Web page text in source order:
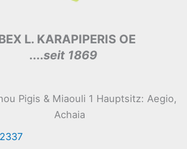
L. KARAPIPERIS OE
....seit 1869
Pigis & Miaouli 1 Hauptsitz: Aegio,
Achaia